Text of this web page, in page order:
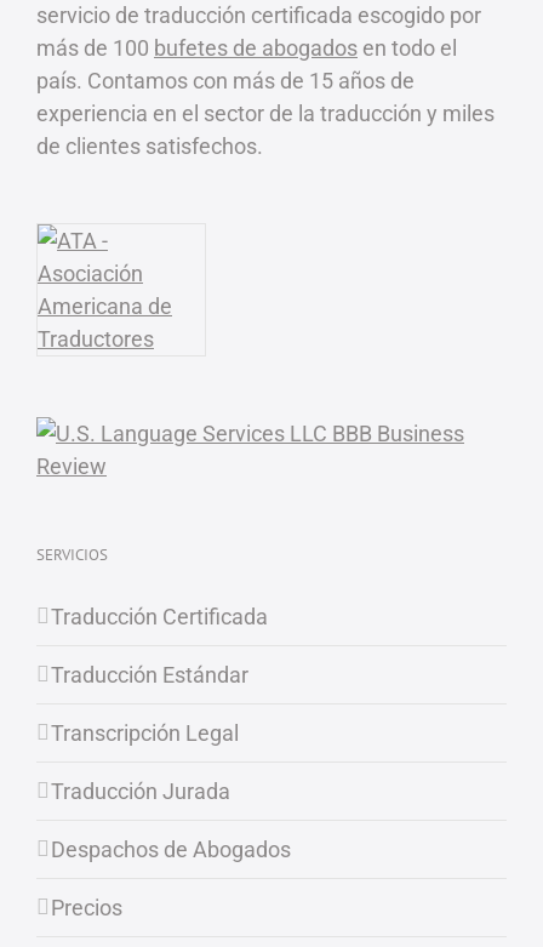
servicio de traducción certificada escogido por
más de 100 bufetes de abogados en todo el
país. Contamos con más de 15 años de
experiencia en el sector de la traducción y miles
de clientes satisfechos.
SERVICIOS
Traducción Certificada
Traducción Estándar
Transcripción Legal
Traducción Jurada
Despachos de Abogados
Precios